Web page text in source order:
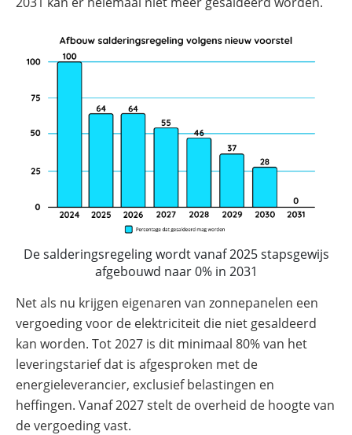
voor
toepassingen
Commerciële
verhogen
pieken
verlagen
De salderingsregeling wordt vanaf 2025 stapsgewijs
afgebouwd naar 0% in 2031
Net als nu krijgen eigenaren van zonnepanelen een
vergoeding voor de elektriciteit die niet gesaldeerd
kan worden. Tot 2027 is dit minimaal 80% van het
leveringstarief dat is afgesproken met de
energieleverancier, exclusief belastingen en
heffingen. Vanaf 2027 stelt de overheid de hoogte van
de vergoeding vast.